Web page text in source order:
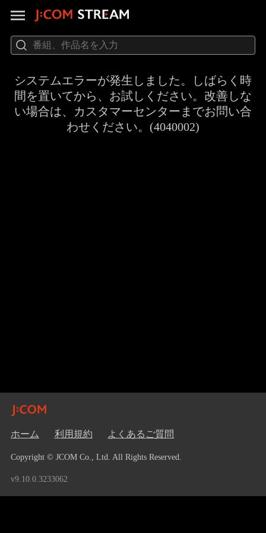
システムエラーが発生しました。しばらく時
間を置いてから、お試しください。改善しな
い場合は、カスタマーセンターまでお問い合
わせください。(4040002)
ホーム 利用規約 よくあるご質問
Copyright © JCOM Co., Ltd. All Rights Reserved.
v9.10.0.3233062